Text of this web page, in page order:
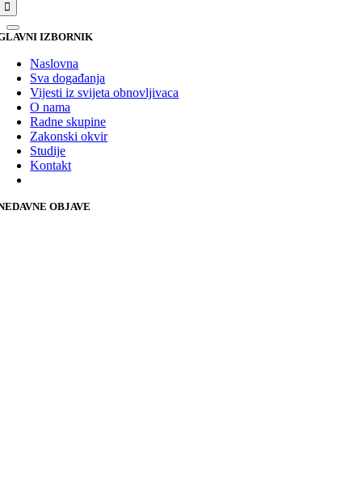
IZBORNIK
Naslovna
Sva događanja
Vijesti iz svijeta obnovljivaca
O nama
Radne skupine
Zakonski okvir
Studije
Kontakt
OBJAVE